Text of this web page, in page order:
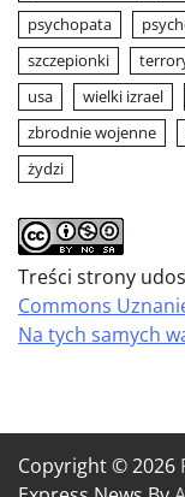
psychopata
szczepionki
usa
wielki izrael
zbrodnie wojenne
żydzi
Treści strony
Commons
Na tych samych
Copyright © 2026